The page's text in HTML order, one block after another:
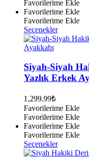
Favorilerime Ekle
Favorilerime Ekle
Favorilerime Ekle
SeçeneklerBu
ürünün
var.
seçilebilir
Siyah-Siyah
Yazlık Erkek
1,299.99₺
Favorilerime Ekle
Favorilerime Ekle
Favorilerime Ekle
Favorilerime Ekle
SeçeneklerBu
ürünün